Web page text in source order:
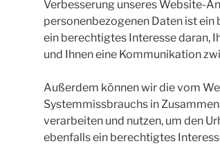
Verbesserung unseres Website-
personenbezogenen Daten ist ein
ein berechtigtes Interesse daran,
und Ihnen eine Kommunikation
Außerdem können wir die vom
Systemmissbrauchs in
verarbeiten und nutzen, um den
ebenfalls ein berechtigtes